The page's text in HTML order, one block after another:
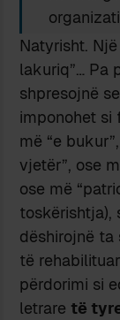
Natyrisht.
lakuriq”… Pa
shpresojnë
imponohet si
më “e
vjetër”, ose
ose më
toskërishtja),
dëshirojnë ta
të
përdorimi si
letrare të